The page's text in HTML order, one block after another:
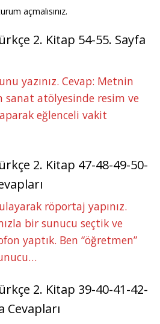
açmalısınız.
2. Kitap 54-55. Sayfa
yazınız. Cevap: Metnin
sanat atölyesinde resim ve
eğlenceli vakit
2. Kitap 47-48-49-50-
röportaj yapınız.
bir sunucu seçtik ve
yaptık. Ben “öğretmen”
2. Kitap 39-40-41-42-
Cevapları